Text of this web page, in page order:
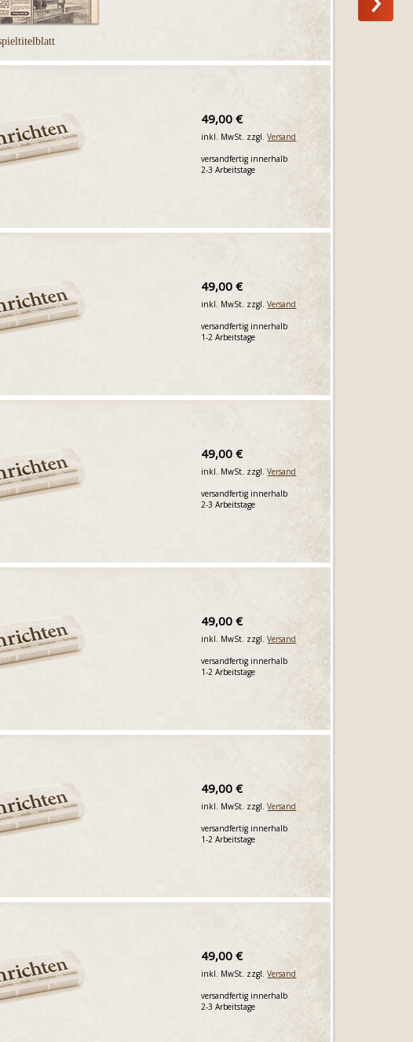
49,00 €
inkl. MwSt. zzgl.Versand
versandfertig innerhalb
2-3 Arbeitstage
49,00 €
inkl. MwSt. zzgl.Versand
versandfertig innerhalb
1-2 Arbeitstage
49,00 €
inkl. MwSt. zzgl.Versand
versandfertig innerhalb
2-3 Arbeitstage
49,00 €
inkl. MwSt. zzgl.Versand
versandfertig innerhalb
1-2 Arbeitstage
49,00 €
inkl. MwSt. zzgl.Versand
versandfertig innerhalb
1-2 Arbeitstage
49,00 €
inkl. MwSt. zzgl.Versand
versandfertig innerhalb
2-3 Arbeitstage